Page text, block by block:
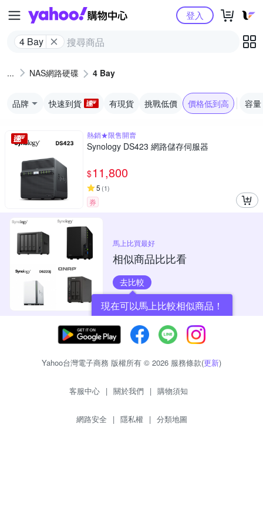
Yahoo購物中心
4 Bay
登入
NAS網路硬碟 4 Bay
品牌 快速到貨 有現貨 挑戰低價 價格低到高 容量
熱銷★限售開賣
Synology DS423 網路儲存伺服器
$11,800
5 (1)
券
馬上比買最好
相似商品比比看
去比較
現在可以馬上比較相似商品！
Yahoo台灣電子商務 版權所有 © 2026 服務條款(更新)
客服中心 | 關於我們 | 購物須知
網路安全 | 隱私權 | 分類地圖